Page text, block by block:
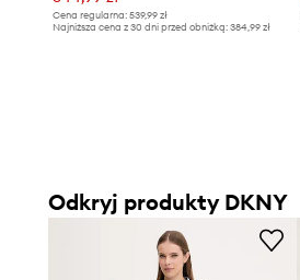
Cena regularna: 539,99 zł
Najniższa cena z 30 dni przed obniżką: 384,99 zł
Odkryj produkty DKNY